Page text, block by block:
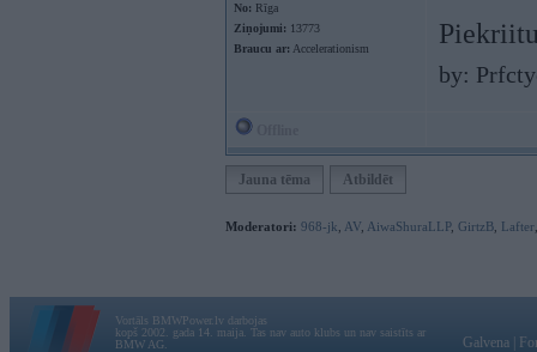
No: Rīga
Ziņojumi: 13773
Braucu ar: Accelerationism
by:
Jauna tēma Atbildēt
Moderatori: 968-jk AV AiwaShuraLLP, GirtzB Lafter
Vortāls BMWPower.lv darbojas
kopš 2002. gada 14. maija. Tas nav auto klubs un nav saistīts ar
BMW AG.
Galvena